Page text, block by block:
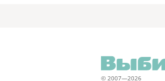
© 2007—2026